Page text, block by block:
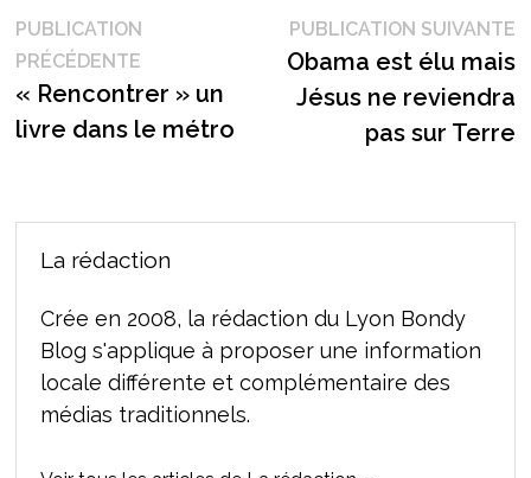
Navigation
de
l’article
PUBLICATION
PRÉCÉDENTEPublication
précédente :
« Rencontrer » un
livre dans le métro
PUBLICATION SUIVANTE
Obama est élu mais
Jésus ne reviendra
pas sur Terre
La rédaction
Crée en 2008, la rédaction du Lyon Bondy
Blog s'applique à proposer une information
locale différente et complémentaire des
médias traditionnels.